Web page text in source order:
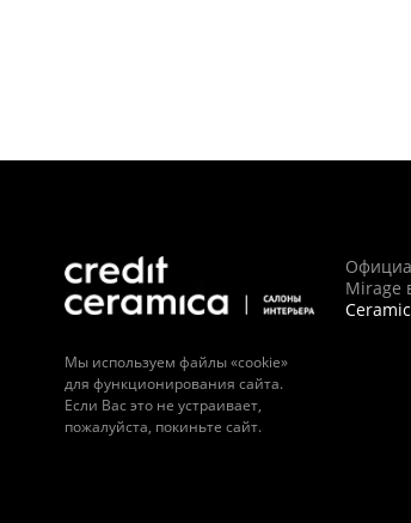
Мы используем файлы «cookie»
для функционирования сайта.
Если Вас это не устраивает,
пожалуйста, покиньте сайт.
Mirage